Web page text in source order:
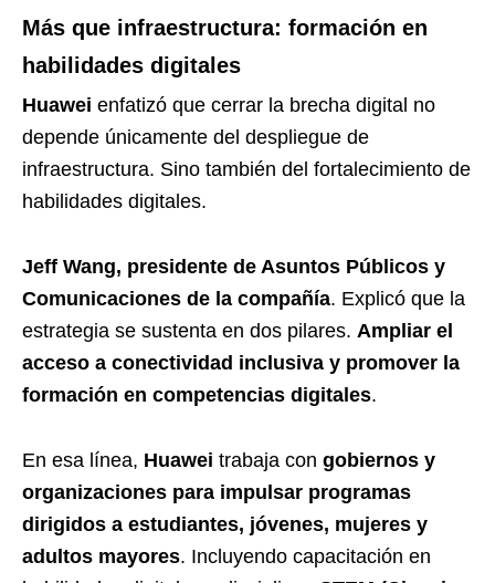
Más que infraestructura: formación en
habilidades digitales
Huawei enfatizó que cerrar la brecha digital no
depende únicamente del despliegue de
infraestructura. Sino también del fortalecimiento de
habilidades digitales.
Jeff Wang, presidente de Asuntos Públicos y
Comunicaciones de la compañía. Explicó que la
estrategia se sustenta en dos pilares. Ampliar el
acceso a conectividad inclusiva y promover la
formación en competencias digitales.
En esa línea, Huawei trabaja con gobiernos y
organizaciones para impulsar programas
dirigidos a estudiantes, jóvenes, mujeres y
adultos mayores. Incluyendo capacitación en